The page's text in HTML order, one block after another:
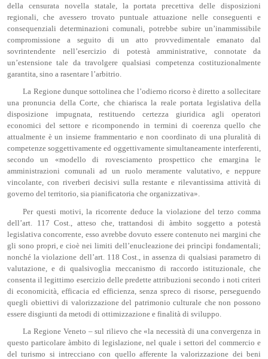
della censurata novella statale, la portata precettiva delle disposizioni
regionali, che avessero trovato puntuale attuazione nelle conseguenti e
consequenziali determinazioni comunali, potrebbe subire un’inammissibile
compromissione a seguito di un atto provvedimentale emanato dal
sovrintendente nell’esercizio di potestà amministrative, connotate da
un’estensione tale da travolgere qualsiasi competenza costituzionalmente
garantita, sino a rasentare l’arbitrio.
La Regione dunque sottolinea che l’odierno ricorso è diretto a sollecitare
una pronuncia della Corte, che chiarisca la reale portata legislativa della
disposizione impugnata, restituendo certezza giuridica agli operatori
economici del settore e ricomponendo in termini di coerenza quello che
attualmente è un insieme frammentario e non coordinato di una pluralità di
competenze soggettivamente ed oggettivamente simultaneamente interferenti,
secondo un «modello di rovesciamento prospettico che emargina le
amministrazioni comunali ad un ruolo meramente valutativo, e neppure
vincolante, con riverberi decisivi sulla restante e rilevantissima attività di
governo del territorio, sia pianificatoria che organizzativa».
Per questi motivi, la ricorrente deduce la violazione del terzo comma
dell’art. 117 Cost., atteso che, trattandosi di àmbito soggetto a potestà
legislativa concorrente, esso avrebbe dovuto essere contenuto nei margini che
gli sono propri, e cioè nei limiti dell’enucleazione dei princìpi fondamentali;
nonché la violazione dell’art. 118 Cost., in assenza di qualsiasi parametro di
valutazione, e di qualsivoglia meccanismo di raccordo istituzionale, che
consenta il legittimo esercizio delle predette attribuzioni secondo i noti criteri
di economicità, efficacia ed efficienza, senza spreco di risorse, perseguendo
quegli obiettivi di valorizzazione del patrimonio culturale che non possono
essere disgiunti da metodi di ottimizzazione e finalità di sviluppo.
La Regione Veneto – sul rilievo che «la necessità di una convergenza in
questo particolare àmbito di legislazione, nel quale i settori del commercio e
del turismo si intrecciano con quello afferente la valorizzazione dei beni